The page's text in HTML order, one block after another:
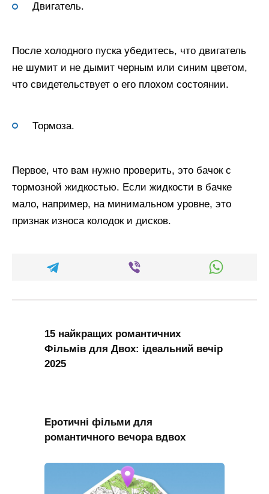
Двигатель.
После холодного пуска убедитесь, что двигатель
не шумит и не дымит черным или синим цветом,
что свидетельствует о его плохом состоянии.
Тормоза.
Первое, что вам нужно проверить, это бачок с
тормозной жидкостью. Если жидкости в бачке
мало, например, на минимальном уровне, это
признак износа колодок и дисков.
15 найкращих романтичних
Фільмів для Двох: ідеальний вечір
2025
Еротичні фільми для
романтичного вечора вдвох